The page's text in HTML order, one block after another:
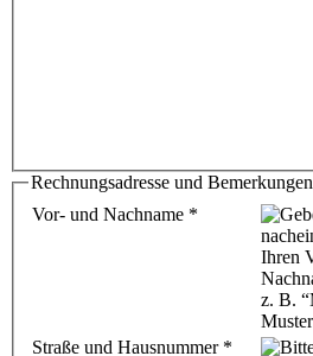
Rechnungsadresse und Bemerkungen
Vor- und Nachname *
Straße und Hausnummer *